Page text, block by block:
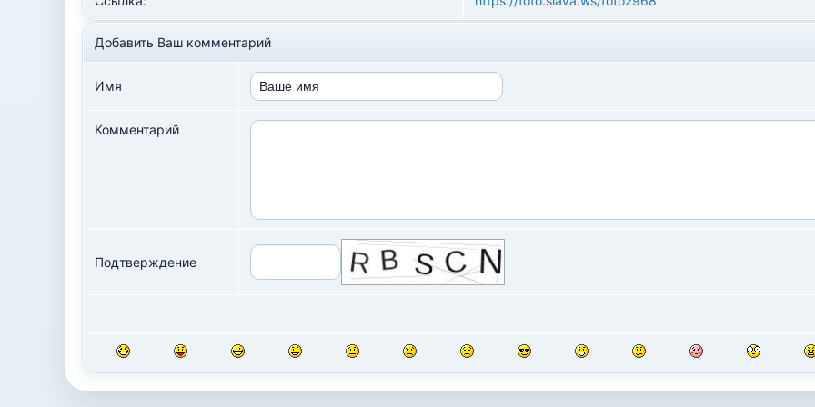
Добавить Ваш комментарий
Имя
Комментарий
Подтверждение